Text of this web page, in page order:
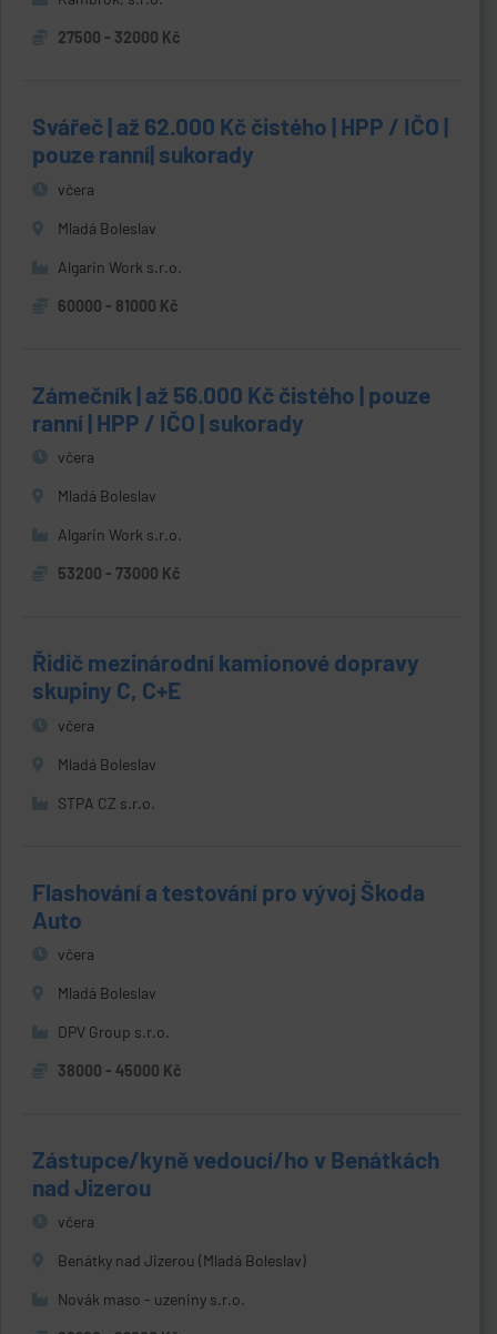
27500 - 32000 Kč
Svářeč | až 62.000 Kč čistého | HPP / IČO |
pouze ranní| sukorady
včera
Mladá Boleslav
Algarin Work s.r.o.
60000 - 81000 Kč
Zámečník | až 56.000 Kč čistého | pouze
ranní | HPP / IČO | sukorady
včera
Mladá Boleslav
Algarin Work s.r.o.
53200 - 73000 Kč
Řidič mezinárodní kamionové dopravy
skupiny C, C+E
včera
Mladá Boleslav
STPA CZ s.r.o.
Flashování a testování pro vývoj Škoda
Auto
včera
Mladá Boleslav
DPV Group s.r.o.
38000 - 45000 Kč
Zástupce/kyně vedoucí/ho v Benátkách
nad Jizerou
včera
Benátky nad Jizerou (Mladá Boleslav)
Novák maso - uzeniny s.r.o.